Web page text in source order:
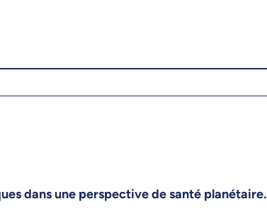
dans une perspective de santé planétaire.